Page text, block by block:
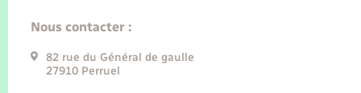
Nous contacter :
82 rue du Général de gaulle
27910 Perruel